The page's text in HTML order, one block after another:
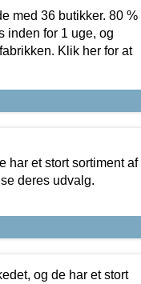
med 36 butikker. 80 %
inden for 1 uge, og
Klik her for at
har et stort sortiment af
deres udvalg.
og de har et stort